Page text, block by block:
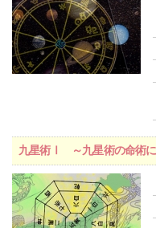
九星術Ⅰ ～九星術の命術に